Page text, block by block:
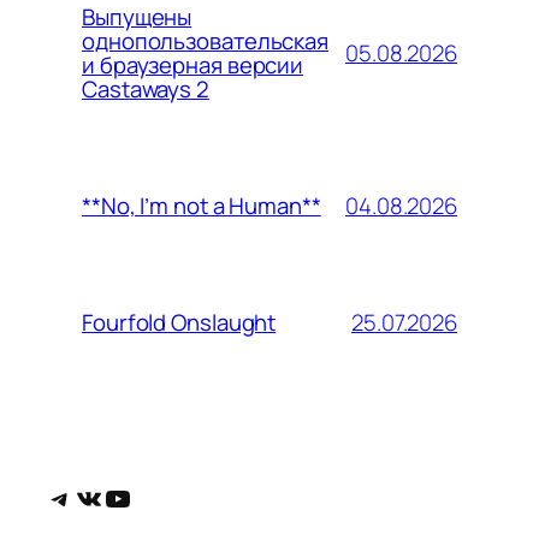
Выпущены
однопользовательская
и браузерная версии
Castaways 2
05.08.2026
**No, I’m not a Human** 04.08.2026
Fourfold Onslaught 25.07.2026
Telegram
ВКонтакте
YouTube